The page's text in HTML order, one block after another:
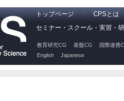
トップページ
CPSとは
セミナー・スクール・実習・
教育研究CG 基盤CG
国際連携
English
Japanese